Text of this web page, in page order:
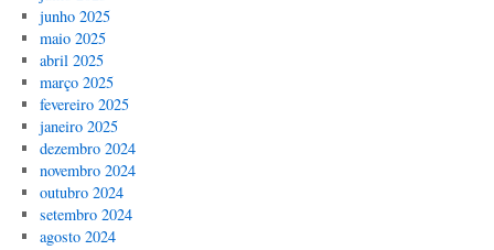
junho 2025
maio 2025
abril 2025
março 2025
fevereiro 2025
janeiro 2025
dezembro 2024
novembro 2024
outubro 2024
setembro 2024
agosto 2024